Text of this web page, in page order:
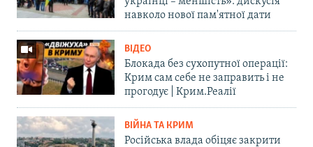
навколо нової пам'ятної дати
ВІДЕО
Блокада без сухопутної операції:
Крим сам себе не заправить і не
прогодує | Крим.Реалії
ВІЙНА ТА КРИМ
Російська влада обіцяє закрити